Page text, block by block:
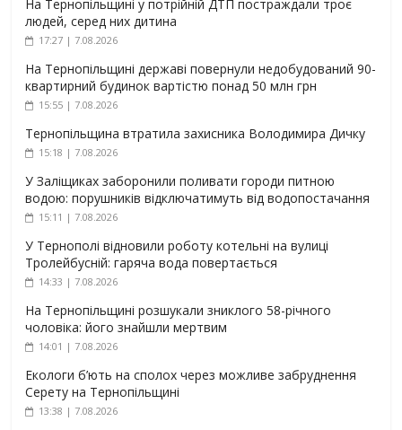
На Тернопільщині у потрійній ДТП постраждали троє
людей, серед них дитина
17:27 | 7.08.2026
На Тернопільщині державі повернули недобудований 90-
квартирний будинок вартістю понад 50 млн грн
15:55 | 7.08.2026
Тернопільщина втратила захисника Володимира Дичку
15:18 | 7.08.2026
У Заліщиках заборонили поливати городи питною
водою: порушників відключатимуть від водопостачання
15:11 | 7.08.2026
У Тернополі відновили роботу котельні на вулиці
Тролейбусній: гаряча вода повертається
14:33 | 7.08.2026
На Тернопільщині розшукали зниклого 58-річного
чоловіка: його знайшли мертвим
14:01 | 7.08.2026
Екологи б’ють на сполох через можливе забруднення
Серету на Тернопільщині
13:38 | 7.08.2026